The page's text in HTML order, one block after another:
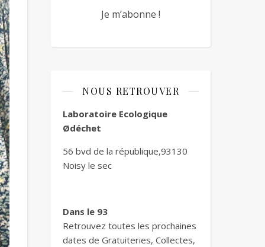
NOUS RETROUVER
Laboratoire Ecologique
Ødéchet
56 bvd de la république,93130
Noisy le sec
Dans le 93
Retrouvez toutes les prochaines
dates de Gratuiteries, Collectes,